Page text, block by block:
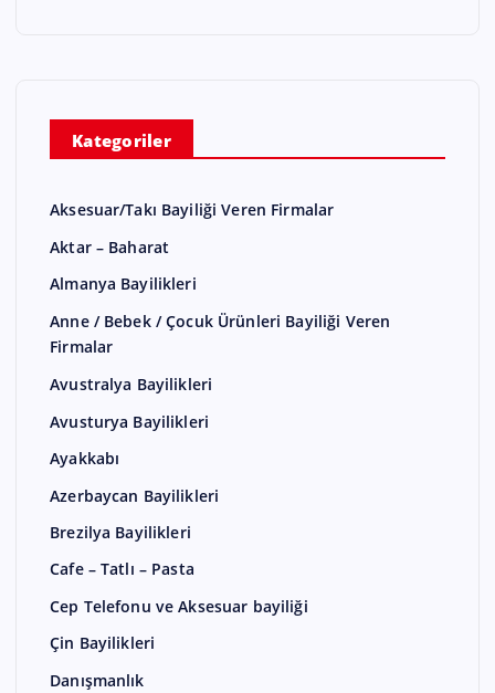
Kategoriler
Aksesuar/Takı Bayiliği Veren Firmalar
Aktar – Baharat
Almanya Bayilikleri
Anne / Bebek / Çocuk Ürünleri Bayiliği Veren
Firmalar
Avustralya Bayilikleri
Avusturya Bayilikleri
Ayakkabı
Azerbaycan Bayilikleri
Brezilya Bayilikleri
Cafe – Tatlı – Pasta
Cep Telefonu ve Aksesuar bayiliği
Çin Bayilikleri
Danışmanlık